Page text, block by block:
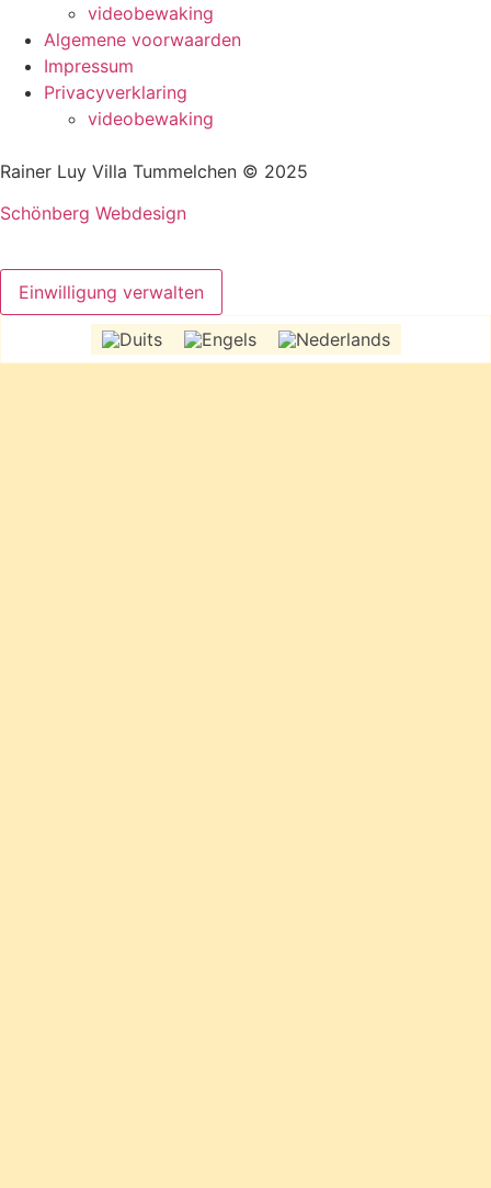
videobewaking
Algemene voorwaarden
Impressum
Privacyverklaring
videobewaking
Rainer Luy Villa Tummelchen © 2025
Schönberg Webdesign
Einwilligung verwalten